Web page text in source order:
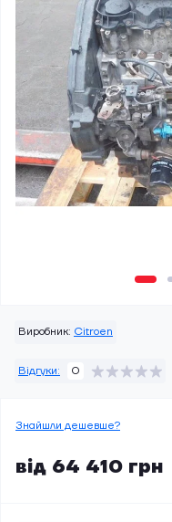
Виробник: Citroen
Відгуки: 0
Знайшли дешевше?
від 64 410 грн